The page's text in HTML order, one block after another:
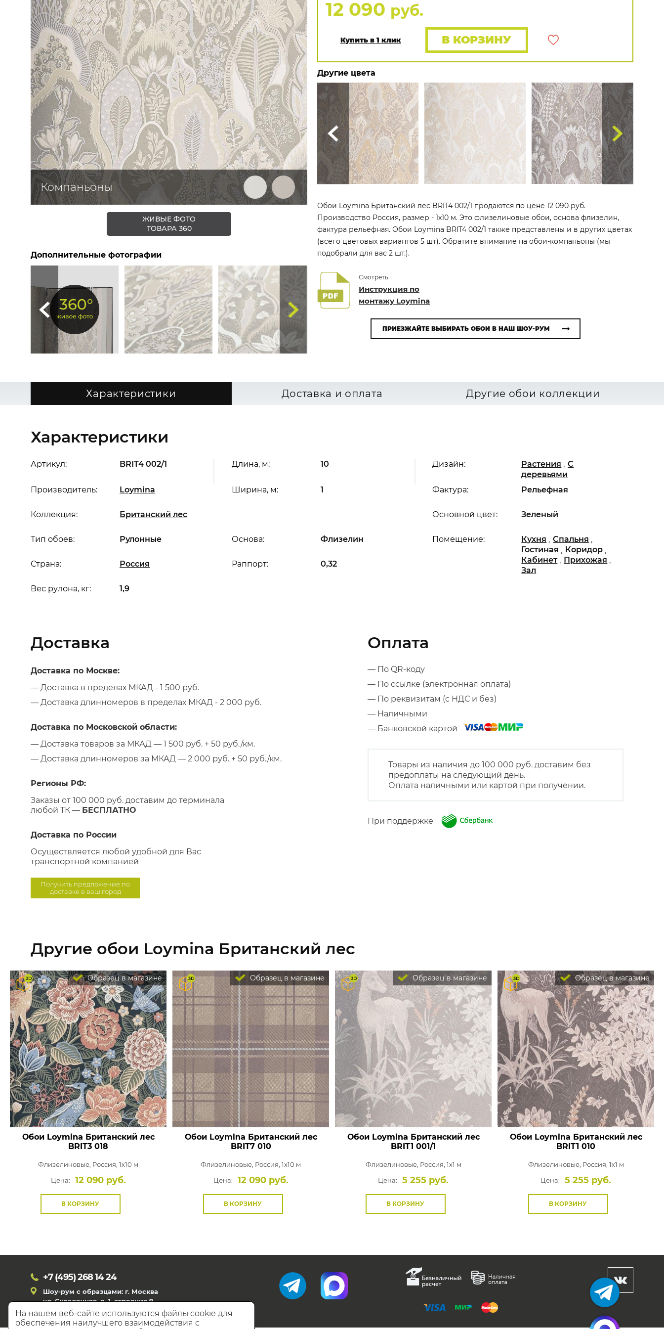
ЦВЕТА
ПОКАЗАТЬ ВСЕ ОБОИ
Компаньоны
ЖИВЫЕ ФОТО
ТОВАРА 360
Дополнительные фотографии
12 090 руб.
Купить в 1 клик В КОРЗИНУ
Другие цвета
Обои Loymina Британский лес BRIT4 002/1 продаются по цене 12 090 руб.
Производство Россия, размер - 1x10 м. Это флизелиновые обои, основа флизелин,
фактура рельефная. Обои Loymina BRIT4 002/1 также представлены и в других цветах
(всего цветовых вариантов 5 шт). Обратите внимание на обои-компаньоны (мы
подобрали для вас 2 шт.).
Смотреть
Инструкция по
монтажу Loymina
ПРИЕЗЖАЙТЕ ВЫБИРАТЬ ОБОИ В НАШ ШОУ-РУМ
Характеристики Доставка и оплата Другие обои коллекции
Характеристики
Артикул: BRIT4 002/1
Производитель: Loymina
Коллекция: Британский лес
Длина, м: 10
Ширина, м: 1
Вес рулона, кг: 1,9
Раппорт: 0,32
Основной цвет: Зеленый
Дизайн: Растения ,С
деревьями
Основа: Флизелин Помещение: Кухня ,Спальня ,
Гостиная , Коридор ,
Кабинет , Прихожая ,
Зал
Страна: Россия
Тип обоев: Рулонные
Фактура: Рельефная
Доставка
Доставка по Москве:
— Доставка в пределах МКАД - 1 500 руб.
— Доставка длинномеров в пределах МКАД - 2 000 руб.
Доставка по Московской области:
— Доставка товаров за МКАД — 1 500 руб. + 50 руб./км.
— Доставка длинномеров за МКАД — 2 000 руб. + 50 руб./км.
Регионы РФ:
Заказы от 100 000 руб. доставим до терминала
любой ТК — БЕСПЛАТНО
Доставка по России
Осуществляется любой удобной для Вас
транспортной компанией
Получить предложение по
доставке в ваш город
Оплата
— По QR-коду
— По ссылке (электронная оплата)
— По реквизитам (с НДС и без)
— Наличными
— Банковской картой
Товары из наличия до 100 000 руб. доставим без
предоплаты на следующий день.
Оплата наличными или картой при получении.
При поддержке
Другие обои Loymina Британский лес
Образец в магазине
Обои Loymina Британский лес
BRIT3 018
Флизелиновые, Россия, 1x10 м
Цена:
12 090 руб.
В КОРЗИНУ
Образец в магазине
Обои Loymina Британский лес
BRIT7 010
Флизелиновые, Россия, 1x10 м
Цена:
12 090 руб.
В КОРЗИНУ
Образец в магазине
Обои Loymina Британский лес
BRIT1 001/1
Флизелиновые, Россия, 1x1 м
Цена:
5 255 руб.
В КОРЗИНУ
Образец в магазине
Обои Loymina Британский лес
BRIT1 010
Флизелиновые, Россия, 1x1 м
Цена:
5 255 руб.
В КОРЗИНУ
+7 (495)268 14 24
Шоу-рум с образцами: г. Москва
ул. Складочная, д. 1, строение 9
На нашем веб-сайте используются файлы cookie для
обеспечения наилучшего взаимодействия с